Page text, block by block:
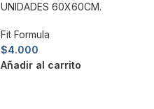
UNIDADES 60X60CM.
Fit Formula
$4.000
Añadir al carrito